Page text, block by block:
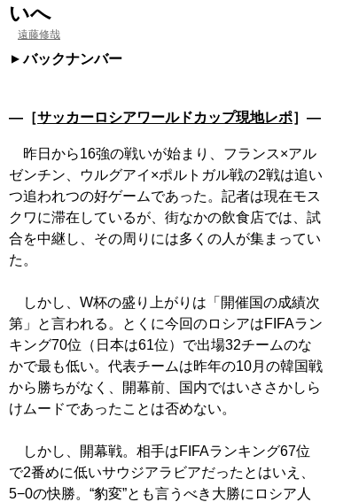
いへ
遠藤修哉
バックナンバー
―［サッカーロシアワールドカップ現地レポ］―
昨日から16強の戦いが始まり、フランス×アル
ゼンチン、ウルグアイ×ポルトガル戦の2戦は追い
つ追われつの好ゲームであった。記者は現在モス
クワに滞在しているが、街なかの飲食店では、試
合を中継し、その周りには多くの人が集まってい
た。
しかし、W杯の盛り上がりは「開催国の成績次
第」と言われる。とくに今回のロシアはFIFAラン
キング70位（日本は61位）で出場32チームのな
かで最も低い。代表チームは昨年の10月の韓国戦
から勝ちがなく、開幕前、国内ではいささかしら
けムードであったことは否めない。
しかし、開幕戦。相手はFIFAランキング67位
で2番めに低いサウジアラビアだったとはいえ、
5−0の快勝。“豹変”とも言うべき大勝にロシア人